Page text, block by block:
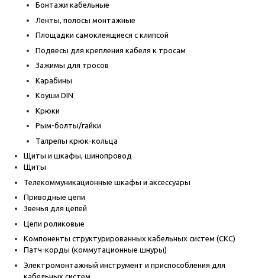
Бонтажи кабельные
Ленты, полосы монтажные
Площадки самоклеящиеся с клипсой
Подвесы для крепления кабеля к тросам
Зажимы для тросов
Карабины
Коуши DIN
Крюки
Рым-болты/гайки
Талрепы крюк-кольца
Щиты и шкафы, шинопровод
Щиты
Телекоммуникационные шкафы и аксессуары
Приводные цепи
Звенья для цепей
Цепи роликовые
Компоненты структурированных кабельных систем (СКС)
Патч-корды (коммутационные шнуры)
Электромонтажный инструмент и приспособления для
кабельных систем